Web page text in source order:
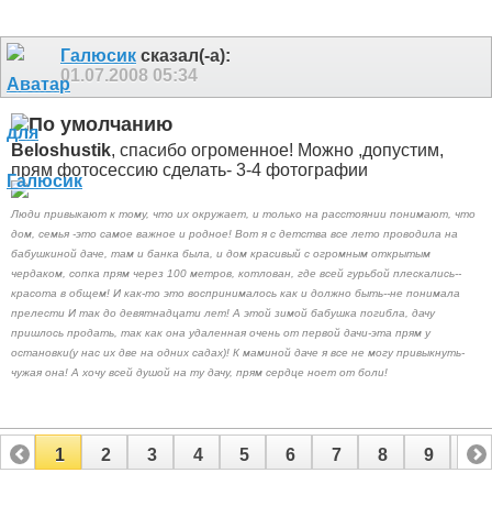
Галюсик сказал(-а):
01.07.2008 05:34
Beloshustik, спасибо огроменное! Можно ,допустим,
прям фотосессию сделать- 3-4 фотографии
Люди привыкают к тому, что их окружает, и только на расстоянии понимают, что
дом, семья -это самое важное и родное! Вот я с детства все лето проводила на
бабушкиной даче, там и банка была, и дом красивый с огромным открытым
чердаком, сопка прям через 100 метров, котлован, где всей гурьбой плескались--
красота в общем! И как-то это воспринималось как и должно быть--не понимала
прелести И так до девятнадцати лет! А этой зимой бабушка погибла, дачу
пришлось продать, так как она удаленная очень от первой дачи-эта прям у
остановки(у нас их две на одних садах)! К маминой даче я все не могу привыкнуть-
чужая она! А хочу всей душой на ту дачу, прям сердце ноет от боли!
1 2 3 4 5 6 7 8 9 10